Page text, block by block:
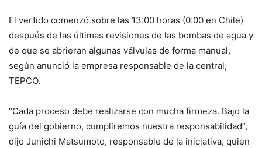
El vertido comenzó sobre las 13:00 horas (0:00 en Chile)
después de las últimas revisiones de las bombas de agua y
de que se abrieran algunas válvulas de forma manual,
según anunció la empresa responsable de la central,
TEPCO.
“Cada proceso debe realizarse con mucha firmeza. Bajo la
guía del gobierno, cumpliremos nuestra responsabilidad”,
dijo Junichi Matsumoto, responsable de la iniciativa, quien